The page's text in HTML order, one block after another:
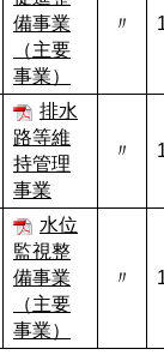
備事業
（主要
事業）
〃
排水
路等維
持管理
事業
〃
水位
監視整
備事業
（主要
事業）
〃